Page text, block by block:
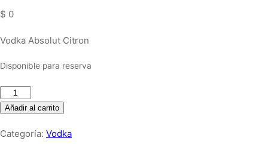
$ 0
Vodka Absolut Citron
Disponible para reserva
Vodka
Absolut
cantidad
Añadir al carrito
Categoría: Vodka